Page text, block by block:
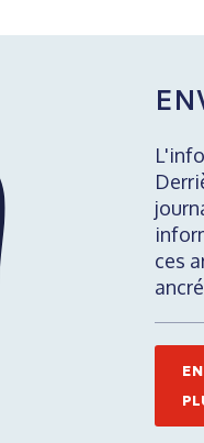
ces